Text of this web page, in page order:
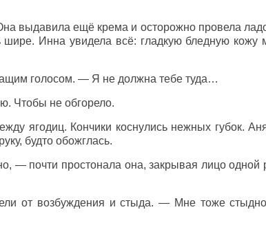
выдавила ещё крема и осторожно провела
шире. Инна увидела всё: гладкую бледную кожу
голосом. — Я не должна тебе туда…
Чтобы не обгорело.
ягодиц. Кончики коснулись нежных губок.
будто обожглась.
— почти простонала она, закрывая лицо одной
от возбуждения и стыда. — Мне тоже